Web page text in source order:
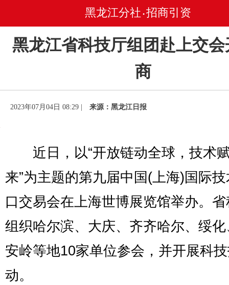
黑龙江分社 • 招商引资
黑龙江省科技厅组团赴上交
商
2023年07月04日 08:29 | 来源：黑龙江日报
近日，以“开放链动全球，技术
来”为主题的第九届中国(上海)国际
口交易会在上海世博展览馆举办。
组织哈尔滨、大庆、齐齐哈尔、绥
安岭等地10家单位参会，并开展科
动。